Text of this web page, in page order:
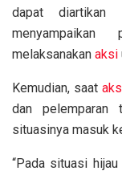
dapat diartikan
melaksanakan aksi
Kemudian, saat
dan pelemparan
situasinya masuk
“Pada situasi